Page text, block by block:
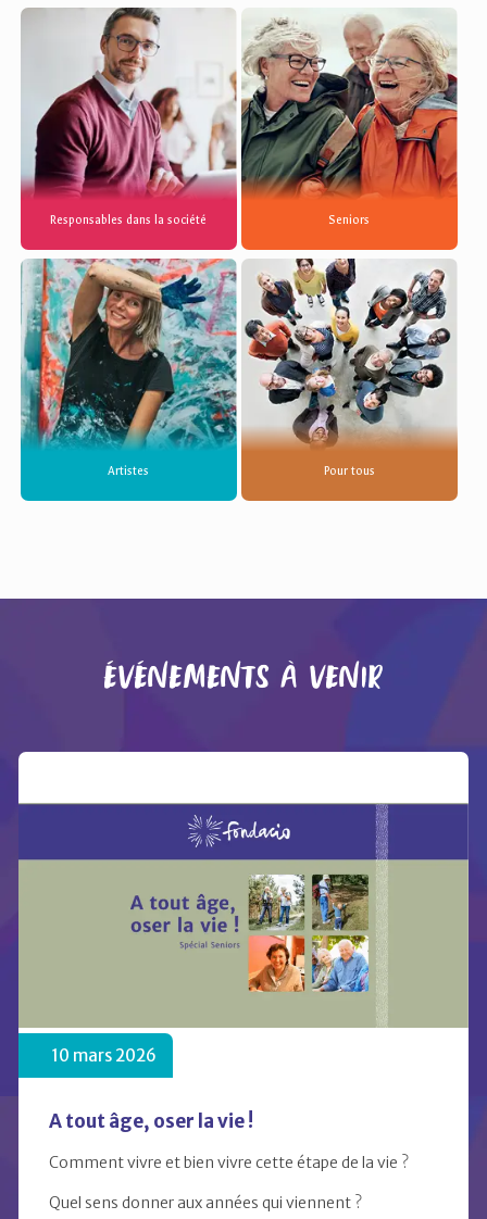
Responsables dans la société Seniors
Artistes Pour tous
événements à venir
10 mars 2026
A tout âge, oser la vie !
Comment vivre et bien vivre cette étape de la vie ?
Quel sens donner aux années qui viennent ?